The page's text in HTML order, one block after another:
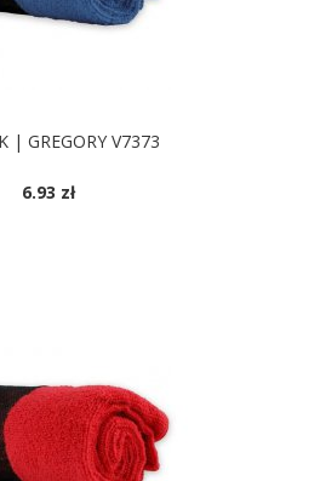
| GREGORY V7373
6.93 zł